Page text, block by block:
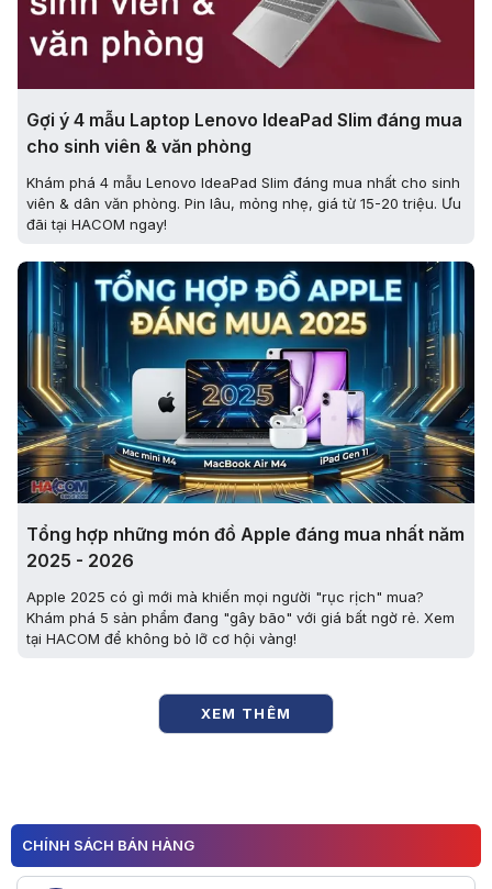
Gợi ý 4 mẫu Laptop Lenovo IdeaPad Slim đáng mua
cho sinh viên & văn phòng
Khám phá 4 mẫu Lenovo IdeaPad Slim đáng mua nhất cho sinh
viên & dân văn phòng. Pin lâu, mỏng nhẹ, giá từ 15-20 triệu. Ưu
đãi tại HACOM ngay!
Tổng hợp những món đồ Apple đáng mua nhất năm
2025 - 2026
Apple 2025 có gì mới mà khiến mọi người "rục rịch" mua?
Khám phá 5 sản phẩm đang "gây bão" với giá bất ngờ rẻ. Xem
tại HACOM để không bỏ lỡ cơ hội vàng!
XEM THÊM
CHÍNH SÁCH BÁN HÀNG